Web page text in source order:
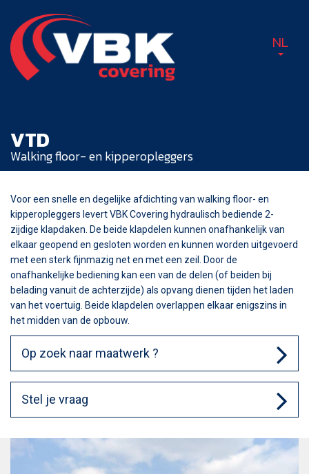
NL
VTD
Walking floor- en kipperopleggers
Voor een snelle en degelijke afdichting van walking floor- en
kipperopleggers levert VBK Covering hydraulisch bediende 2-
zijdige klapdaken. De beide klapdelen kunnen onafhankelijk van
elkaar geopend en gesloten worden en kunnen worden uitgevoerd
met een sterk fijnmazig net en met een zeil. Door de
onafhankelijke bediening kan een van de delen (of beiden bij
belading vanuit de achterzijde) als opvang dienen tijden het laden
van het voertuig. Beide klapdelen overlappen elkaar enigszins in
het midden van de opbouw.
Op zoek naar maatwerk ?
Stel je vraag